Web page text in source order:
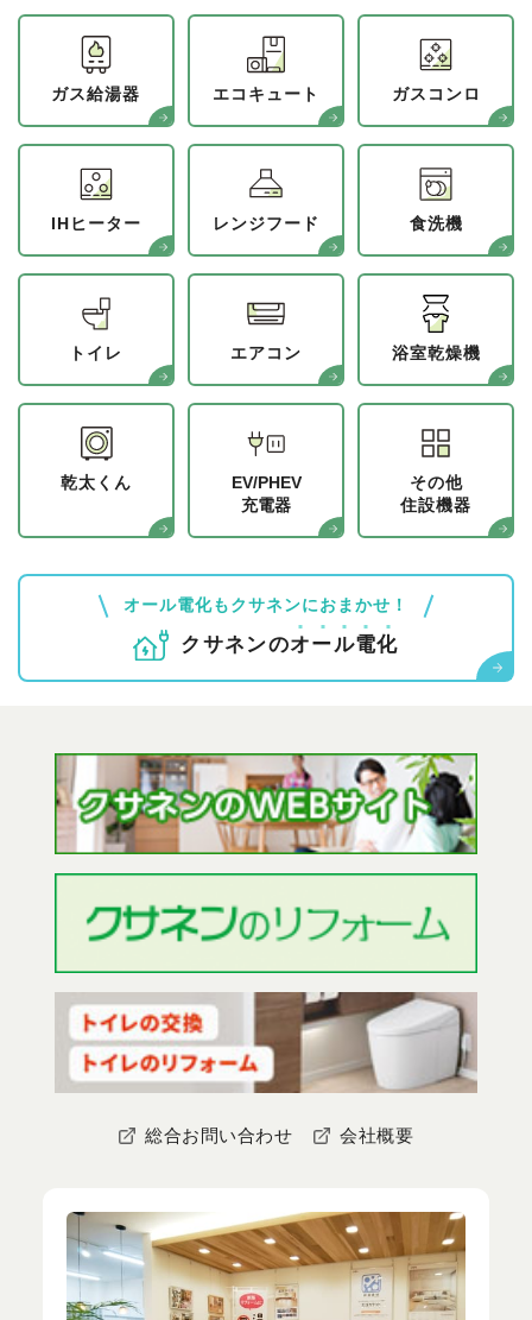
ガス給湯器 エコキュート ガスコンロ
IHヒーター レンジフード 食洗機
トイレ エアコン 浴室乾燥機
乾太くん
EV/PHEV
充電器
その他
住設機器
オール電化もクサネンにおまかせ！
クサネンのオール電化
総合お問い合わせ 会社概要